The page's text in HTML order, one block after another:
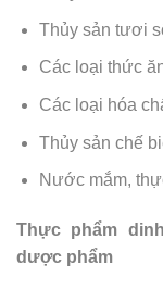
Thủy sản tươi
Các loại thức
Các loại hóa
Thủy sản chế
Nước mắm,
Thực phẩm
dược phẩm